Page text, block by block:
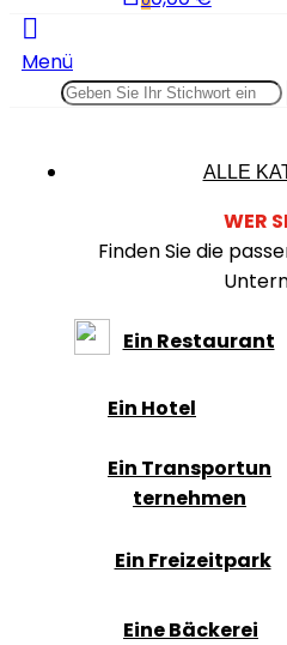
Menü
ALLE
WER
Finden Sie die
Ein Restaurant
Ein Hotel
Ein Transportun
ternehmen
Ein Freizeitpark
Eine Bäckerei